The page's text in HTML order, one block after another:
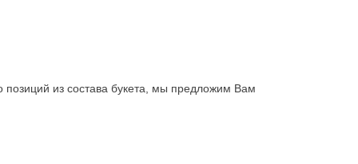
позиций из состава букета, мы предложим Вам